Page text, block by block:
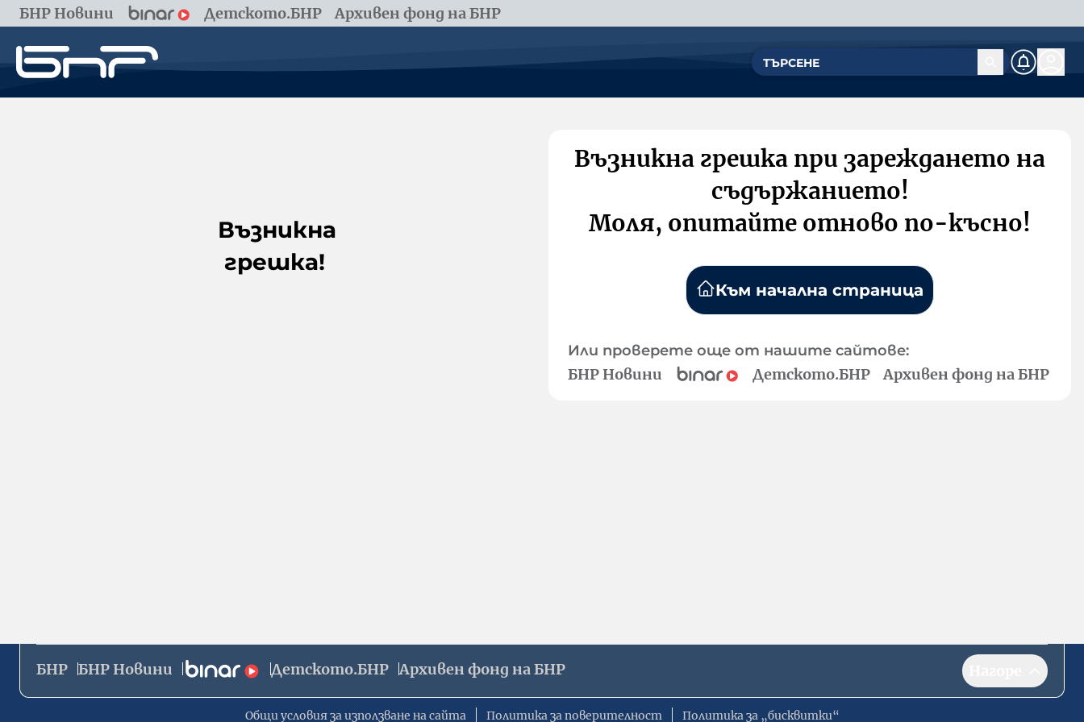
БНР Новини Детското.БНР Архивен фонд на БНР
Възникна
грешка!
Възникна грешка при зареждането на
съдържанието!
Моля, опитайте отново по-късно!
Към начална страница
Или проверете още от нашите сайтове:
БНР Новини Детското.БНР Архивен фонд на БНР
БНР БНР Новини Детското.БНР Архивен фонд на БНР
Общи условия за използване на сайта Политика за поверителност Политика за „бисквитки“